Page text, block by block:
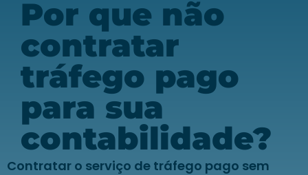
Por que não
contratar
tráfego pago
para sua
contabilidade?
Contratar o serviço de tráfego pago sem